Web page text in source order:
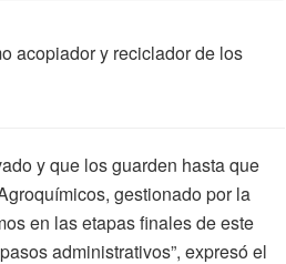
acopiador y reciclador de los
y que los guarden hasta que
gestionado por la
en las etapas finales de este
administrativos”, expresó el